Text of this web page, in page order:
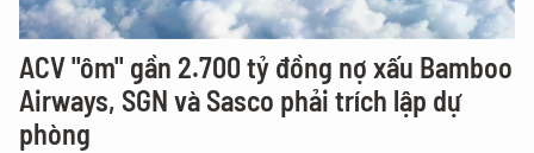
ACV "ôm" gần 2.700 tỷ đồng nợ xấu Bamboo
Airways, SGN và Sasco phải trích lập dự
phòng